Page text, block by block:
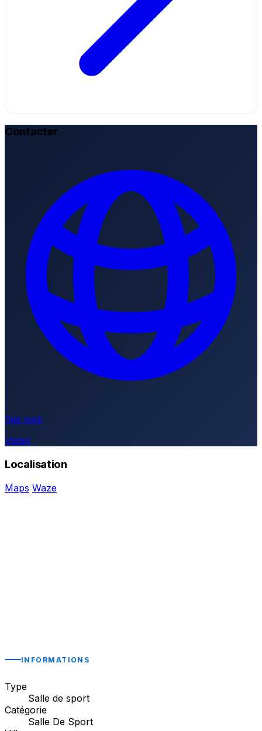
Contacter
Site web
Visiter
Localisation
Maps Waze
INFORMATIONS
Type
Salle de sport
Catégorie
Salle De Sport